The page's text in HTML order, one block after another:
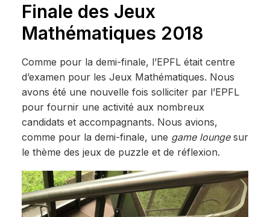
Finale des Jeux
Mathématiques 2018
Comme pour la demi-finale, l’EPFL était centre
d’examen pour les Jeux Mathématiques. Nous
avons été une nouvelle fois solliciter par l’EPFL
pour fournir une activité aux nombreux
candidats et accompagnants. Nous avions,
comme pour la demi-finale, une game lounge sur
le thème des jeux de puzzle et de réflexion.